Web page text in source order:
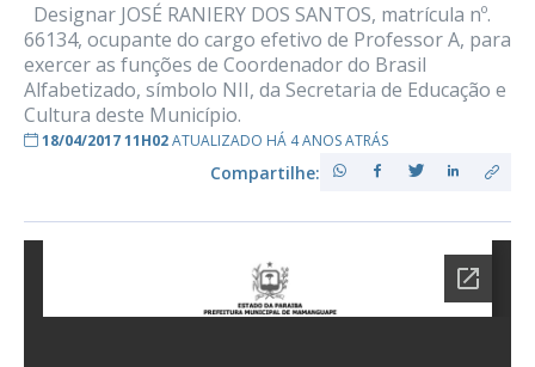
Designar JOSÉ RANIERY DOS SANTOS, matrícula nº.
66134, ocupante do cargo efetivo de Professor A, para
exercer as funções de Coordenador do Brasil
Alfabetizado, símbolo NII, da Secretaria de Educação e
Cultura deste Município.
18/04/2017 11H02ATUALIZADO HÁ 4 ANOS ATRÁS
Compartilhe: